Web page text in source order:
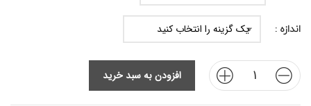
اندازه :
افزودن به سبد خرید